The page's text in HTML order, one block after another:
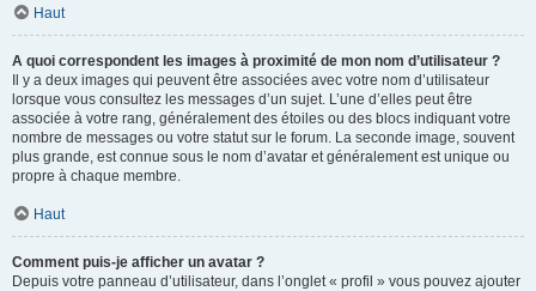
Haut
A quoi correspondent les images à proximité de mon nom d’utilisateur ?
Il y a deux images qui peuvent être associées avec votre nom d’utilisateur
lorsque vous consultez les messages d’un sujet. L’une d’elles peut être
associée à votre rang, généralement des étoiles ou des blocs indiquant votre
nombre de messages ou votre statut sur le forum. La seconde image, souvent
plus grande, est connue sous le nom d’avatar et généralement est unique ou
propre à chaque membre.
Haut
Comment puis-je afficher un avatar ?
Depuis votre panneau d’utilisateur, dans l’onglet « profil » vous pouvez ajouter